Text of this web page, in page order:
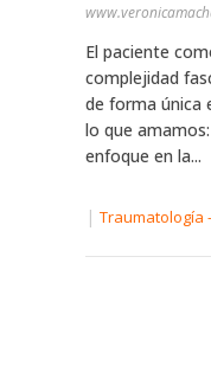
El paciente
complejidad
de forma única
lo que
enfoque en la...
| Traumatología